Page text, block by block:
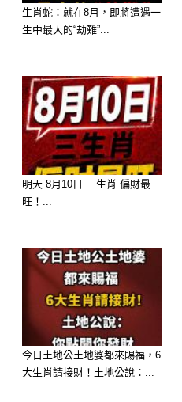
滿面、神採奕奕，
（如合約談成、項
帳），不僅身體狀
家裡也極容易迎來
等福氣臨門。全家
生肖蛇：就在8月，即將遭遇一
生中最大的“劫難”...
明天 8月10日 三生肖 偏財最
旺！...
今日土地公土地婆都來賜福，6
大生肖請接財！土地公說：...